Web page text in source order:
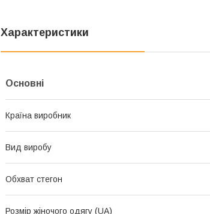
Характеристики
Основні
Країна виробник
Вид виробу
Обхват стегон
Розмір жіночого одягу (UA)